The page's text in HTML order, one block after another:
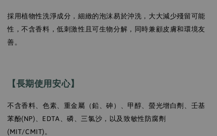
採用植物性洗淨成分，細緻的泡沫易於沖洗，大大減少殘留可能
性，不含香料，低刺激性且可生物分解，同時兼顧皮膚和環境友
善。
【長期使用安心】
不含香料、色素、重金屬（鉛、砷）、甲醇、螢光增白劑、壬基
苯酚(NP)、EDTA、磷、三氯沙，以及致敏性防腐劑
(MIT/CMIT)。